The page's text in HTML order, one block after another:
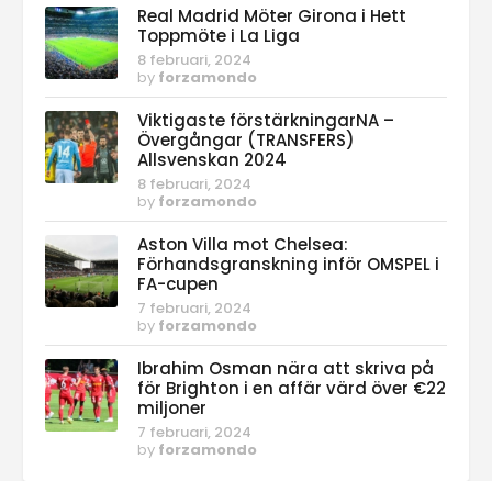
Real Madrid Möter Girona i Hett
Toppmöte i La Liga
8 februari, 2024
by forzamondo
Viktigaste förstärkningarNA –
Övergångar (TRANSFERS)
Allsvenskan 2024
8 februari, 2024
by forzamondo
Aston Villa mot Chelsea:
Förhandsgranskning inför OMSPEL i
FA-cupen
7 februari, 2024
by forzamondo
Ibrahim Osman nära att skriva på
för Brighton i en affär värd över €22
miljoner
7 februari, 2024
by forzamondo